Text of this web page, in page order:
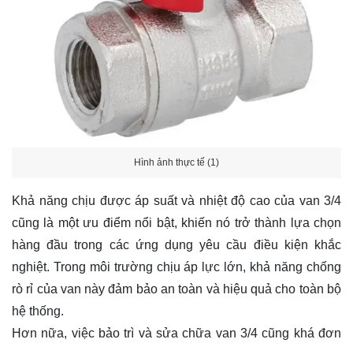
Hình ảnh thực tế (1)
Khả năng chịu được áp suất và nhiệt độ cao của van 3/4
cũng là một ưu điểm nổi bật, khiến nó trở thành lựa chọn
hàng đầu trong các ứng dụng yêu cầu điều kiện khắc
nghiệt. Trong môi trường chịu áp lực lớn, khả năng chống
rò rỉ của van này đảm bảo an toàn và hiệu quả cho toàn bộ
hệ thống.
Hơn nữa, việc bảo trì và sửa chữa van 3/4 cũng khá đơn